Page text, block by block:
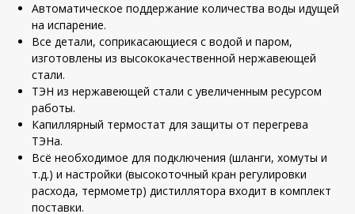
Автоматическое поддержание количества воды идущей
на испарение.
Все детали, соприкасающиеся с водой и паром,
изготовлены из высококачественной нержавеющей
стали.
ТЭН из нержавеющей стали с увеличенным ресурсом
работы.
Капиллярный термостат для защиты от перегрева
ТЭНа.
Всё необходимое для подключения (шланги, хомуты и
т.д.) и настройки (высокоточный кран регулировки
расхода, термометр) дистиллятора входит в комплект
поставки.